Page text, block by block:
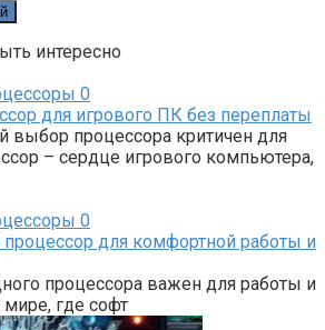
интересно
0
для игрового ПК без переплаты
выбор процессора критичен для
– сердце игрового компьютера,
0
для комфортной работы и
процессора важен для работы и
где софт